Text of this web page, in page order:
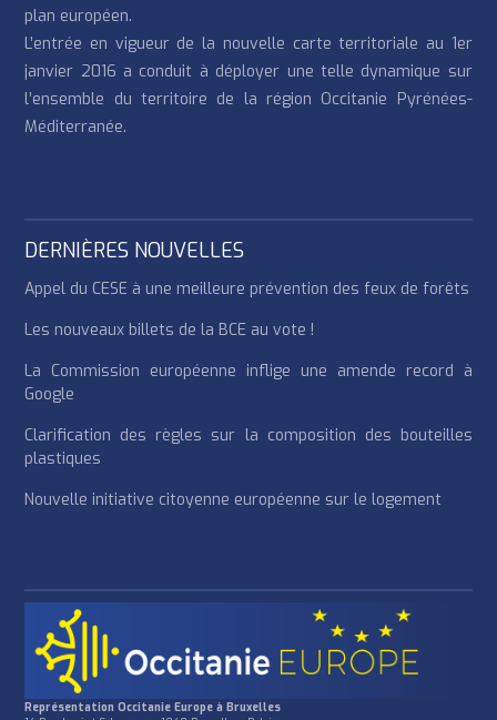
plan européen.
L’entrée en vigueur de la nouvelle carte territoriale au 1er
janvier 2016 a conduit à déployer une telle dynamique sur
l’ensemble du territoire de la région Occitanie Pyrénées-
Méditerranée.
DERNIÈRES NOUVELLES
Appel du CESE à une meilleure prévention des feux de forêts
Les nouveaux billets de la BCE au vote !
La Commission européenne inflige une amende record à
Google
Clarification des règles sur la composition des bouteilles
plastiques
Nouvelle initiative citoyenne européenne sur le logement
Représentation Occitanie Europe à Bruxelles